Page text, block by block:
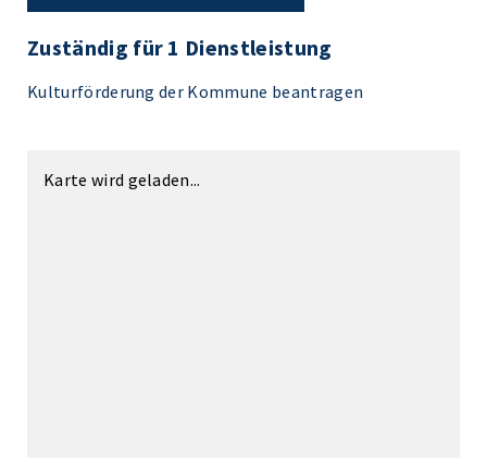
Zuständig für 1 Dienstleistung
Kulturförderung der Kommune beantragen
Karte wird geladen...